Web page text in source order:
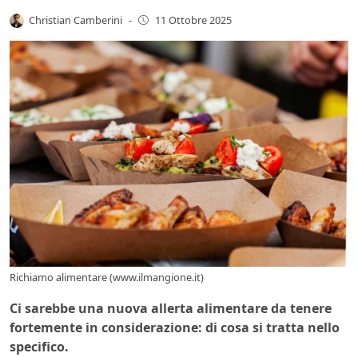
Christian Camberini - 11 Ottobre 2025
Richiamo alimentare (www.ilmangione.it)
Ci sarebbe una nuova allerta alimentare da tenere
fortemente in considerazione: di cosa si tratta nello
specifico.